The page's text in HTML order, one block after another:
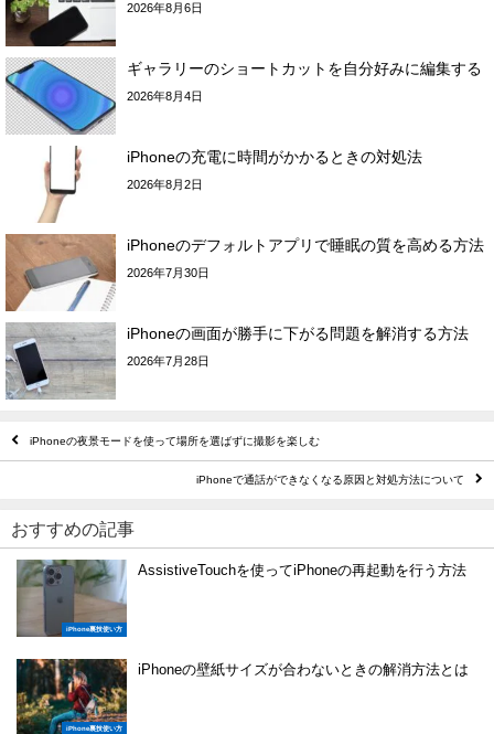
2026年8月6日
ギャラリーのショートカットを自分好みに編集する
2026年8月4日
iPhoneの充電に時間がかかるときの対処法
2026年8月2日
iPhoneのデフォルトアプリで睡眠の質を高める方法
2026年7月30日
iPhoneの画面が勝手に下がる問題を解消する方法
2026年7月28日
iPhoneの夜景モードを使って場所を選ばずに撮影を楽しむ
iPhoneで通話ができなくなる原因と対処方法について
おすすめの記事
iPhone裏技使い方
AssistiveTouchを使ってiPhoneの再起動を行う方法
iPhone裏技使い方
iPhoneの壁紙サイズが合わないときの解消方法とは